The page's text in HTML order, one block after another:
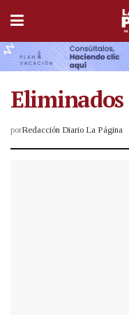
Eliminados
porRedacción Diario La Página